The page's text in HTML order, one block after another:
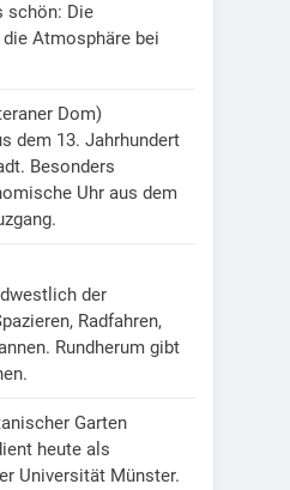
schön: Die
Atmosphäre bei
Dom)
dem 13. Jahrhundert
Besonders
Uhr aus dem
der
Radfahren,
Rundherum gibt
Garten
heute als
Universität Münster.